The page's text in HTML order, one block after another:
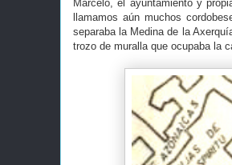
Marcelo, el ayuntamiento y
llamamos aún muchos
separaba la Medina de la
trozo de muralla que ocupaba la